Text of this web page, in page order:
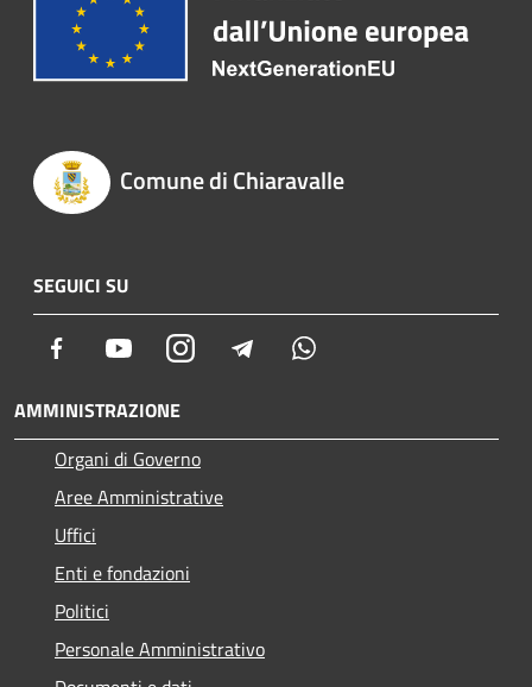
Comune di Chiaravalle
SEGUICI SU
Facebook YoutubeInstagram Telegram
AMMINISTRAZIONE
Organi di Governo
Aree Amministrative
Uffici
Enti e fondazioni
Politici
Personale Amministrativo